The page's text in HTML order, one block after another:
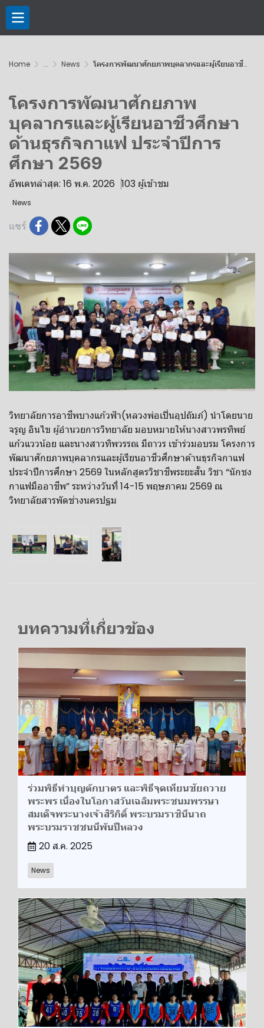
Home ... News โครงการพัฒนาศักยภาพบุคลากรและผู้เรียนอาชีวศึกษาด้านธุรกิจกาแฟ ประจำปีการศึกษา 2569
โครงการพัฒนาศักยภาพ
บุคลากรและผู้เรียนอาชีวศึกษา
ด้านธุรกิจกาแฟ ประจำปีการ
ศึกษา 2569
อัพเดทล่าสุด: 16 พ.ค. 2026 103 ผู้เข้าชม
News
แชร์
​วิทยาลัย​การ​อาชีพ​บางแก้ว​ฟ้า​(หลวงพ่อ​เปิ่น​อุปถัมภ์)​ นำ​โดย​นาย​
จรูญ​ อิน​ไข​ ผู้​อำนวยการ​วิทยาลัย​ มอบหมาย​ให้​นางสาว​พรทิพย์​
แก้วแววน้อย​ และนางสาว​ทิพวรรณ มีถาวร​ เข้าร่วมอบรม โครงการ
พัฒนาศักยภาพบุคลากรและผู้เรียนอาชีวศึกษาด้านธุรกิจกาแฟ
ประจำปีการศึกษา 2569 ในหลักสูตรวิชาชีพระยะสั้น วิชา “นักชง
กาแฟมืออาชีพ” ระหว่างวันที่ 14-15 พฤษภาคม 2569 ณ
วิทยาลัยสารพัดช่างนครปฐม
บทความที่เกี่ยวข้อง
ร่วมพิธีทำบุญตักบาตร และพิธีจุดเทียนชัยถวาย
พระพร เนื่องในโอกาสวันเฉลิมพระชนมพรรษา
สมเด็จพระนางเจ้าสิริกิติ์ พระบรมราชินีนาถ
พระบรมราชชนนีพันปีหลวง
20 ส.ค. 2025
News